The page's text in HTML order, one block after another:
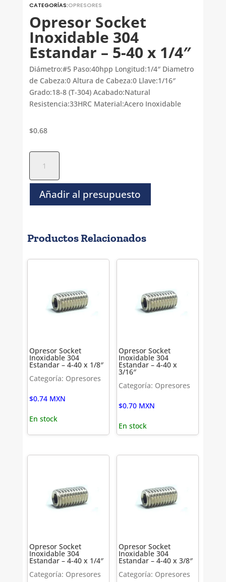
CATEGORÍAS:OPRESORES
Opresor Socket
Inoxidable 304
Estandar – 5-40 x 1/4″
Diámetro:#5 Paso:40hpp Longitud:1/4″ Diametro
de Cabeza:0 Altura de Cabeza:0 Llave:1/16″
Grado:18-8 (T-304) Acabado:Natural
Resistencia:33HRC Material:Acero Inoxidable
$0.68
Socket
Inoxidable
304
Estandar
40
1/4"
Añadir al presupuesto
Productos Relacionados
Opresor Socket
Inoxidable 304
Estandar – 4-40 x 1/8″
Categoría: Opresores
$0.74 MXN
En stock
Opresor Socket
Inoxidable 304
Estandar – 4-40 x
3/16″
Categoría: Opresores
$0.70 MXN
En stock
Opresor Socket
Inoxidable 304
Estandar – 4-40 x 1/4″
Categoría: Opresores
Opresor Socket
Inoxidable 304
Estandar – 4-40 x 3/8″
Categoría: Opresores